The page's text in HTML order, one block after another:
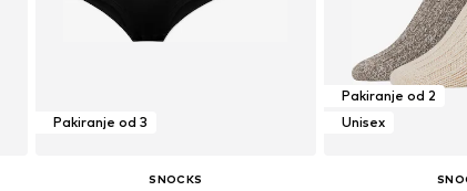
Pakiranje od 3
SNOCKS
Pakiranje od 2
Unisex